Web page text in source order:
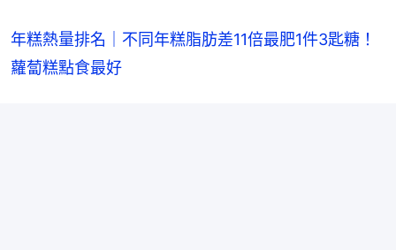
年糕熱量排名｜不同年糕脂肪差11倍最肥1件3匙糖！
蘿蔔糕點食最好